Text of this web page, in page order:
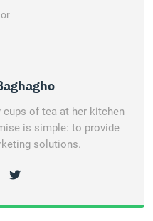
cups of tea at her kitchen
is simple: to provide
solutions.